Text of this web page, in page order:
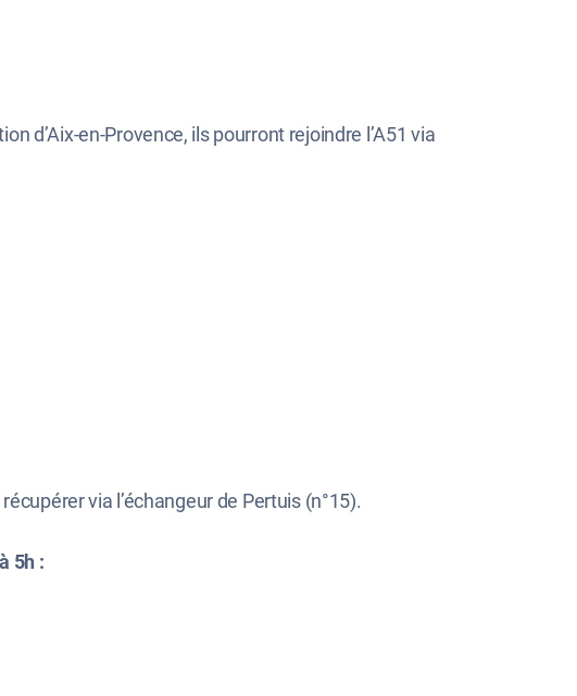
d’Aix-en-Provence, ils pourront rejoindre l’A51 via
via l’échangeur de Pertuis (n°15).
5h :